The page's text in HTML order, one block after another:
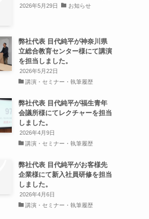
2026年5月29日 お知らせ
弊社代表 目代純平が神奈川県
立総合教育センター様にて講演
を担当しました。
2026年5月22日
講演・セミナー・執筆履歴
弊社代表 目代純平が福生青年
会議所様にてレクチャーを担当
しました。
2026年4月9日
講演・セミナー・執筆履歴
弊社代表 目代純平がお客様先
企業様にて新入社員研修を担当
しました。
2026年4月6日
講演・セミナー・執筆履歴